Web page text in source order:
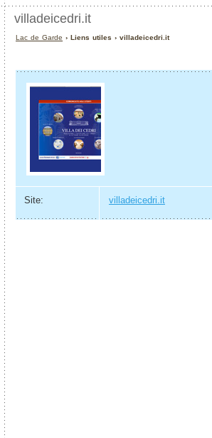
villadeicedri.it
Lac de Garde › Liens utiles › villadeicedri.it
Site: villadeicedri.it